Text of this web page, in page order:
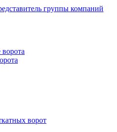
группы компаний
ворот